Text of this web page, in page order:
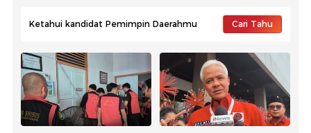
Ketahui kandidat Pemimpin Daerahmu Cari Tahu